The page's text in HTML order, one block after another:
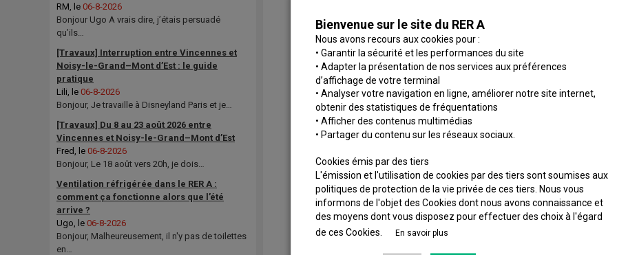
RM , le 06-8-2026
Bonjour Ugo A vrais dire, j’étais persuadé
qu’ils…
[Travaux] Interruption entre Vincennes et
Noisy-le-Grand–Mont d’Est : le guide
pratique
Lili , le 06-8-2026
Bonjour, Je travaille à Disneyland Paris et je…
[Travaux] Du 8 au 23 août 2026 entre
Vincennes et Noisy-le-Grand–Mont d’Est
Fred , le 06-8-2026
Bonjour, Le 18 août vers 20h, je dois…
Ventilation réfrigérée dans le RER A :
comment ça fonctionne alors que l’été
arrive ?
Ugo , le 06-8-2026
Bonjour, Malheureusement, il n'y pas de toilettes
en…
Le pôle horaire de la DLA construit les roulements : ce
plusieurs missions pour un même conducteur sur une
Chaque roulement prend en compte :
• les horaires d’embauche et de fin de service
• les opérations de sécurité sur les engins
• les temps de pause réglementaires
• les trajets entre dépôts et gares de départ
• et les éventuelles réserves pour pallier les
À LIRE ÉGALEMENT
L’offre
L’offre
Bienvenue sur le site du RER A
Nous avons recours aux cookies pour :
• Garantir la sécurité et les performances du site
• Adapter la présentation de nos services aux préférences
d’affichage de votre terminal
• Analyser votre navigation en ligne, améliorer notre site internet,
obtenir des statistiques de fréquentations
• Afficher des contenus multimédias
• Partager du contenu sur les réseaux sociaux.
Cookies émis par des tiers
L'émission et l'utilisation de cookies par des tiers sont soumises aux
politiques de protection de la vie privée de ces tiers. Nous vous
informons de l'objet des Cookies dont nous avons connaissance et
des moyens dont vous disposez pour effectuer des choix à l'égard
de ces Cookies.
En savoir plus